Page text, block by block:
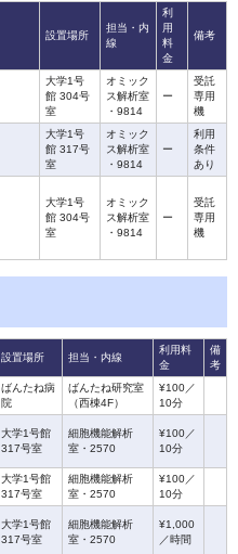
設置場所
担当・内
線
利
用
料
金
備考
大学1号
館 304号
室
オミック
ス解析室
・9814
ー
受託
専用
機
大学1号
館 317号
室
オミック
ス解析室
・9814
ー
利用
条件
あり
大学1号
館 304号
室
オミック
ス解析室
・9814
ー
受託
専用
機
設置場所 担当・内線
利用料
金
備
考
ばんたね病
院
ばんたね研究室
（西棟4F）
¥100／
10分
大学1号館
317号室
細胞機能解析
室・2570
¥100／
10分
大学1号館
317号室
細胞機能解析
室・2570
¥100／
10分
大学1号館
317号室
細胞機能解析
室・2570
¥1,000
／時間